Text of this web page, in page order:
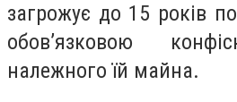
загрожує до 15 років
обов’язковою
належного їй майна.